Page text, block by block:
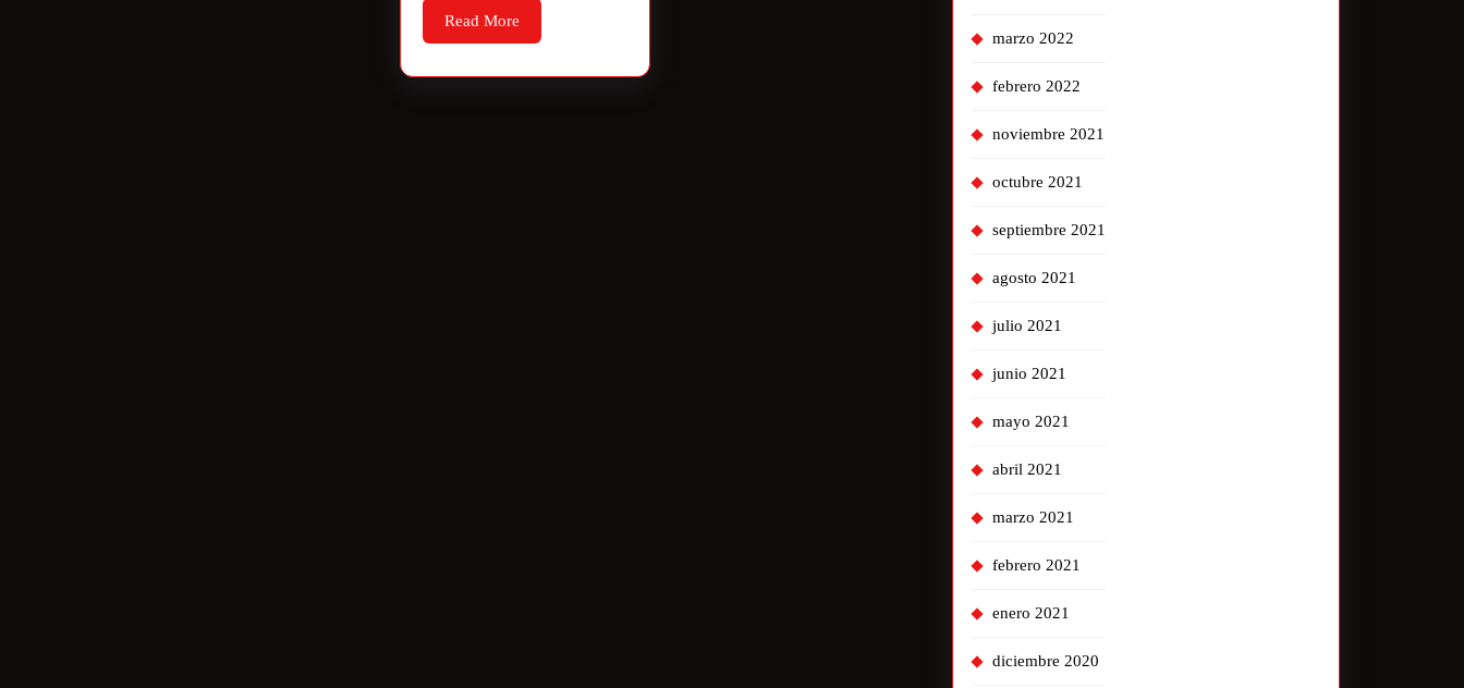
Read More
marzo 2022
febrero 2022
noviembre 2021
octubre 2021
septiembre 2021
agosto 2021
julio 2021
junio 2021
mayo 2021
abril 2021
marzo 2021
febrero 2021
enero 2021
diciembre 2020